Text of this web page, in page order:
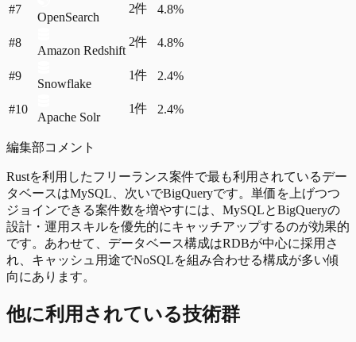
#7
OpenSearch
2件 4.8%
#8
Amazon Redshift
2件 4.8%
#9
Snowflake
1件 2.4%
#10
Apache Solr
1件 2.4%
編集部コメント
Rustを利用したフリーランス案件で最も利用されているデー
タベースはMySQL、次いでBigQueryです。単価を上げつつ
ジョインできる案件数を増やすには、MySQLとBigQueryの
設計・運用スキルを優先的にキャッチアップするのが効果的
です。あわせて、データベース構成はRDBが中心に採用さ
れ、キャッシュ用途でNoSQLを組み合わせる構成が多い傾
向にあります。
他に利用されている技術群